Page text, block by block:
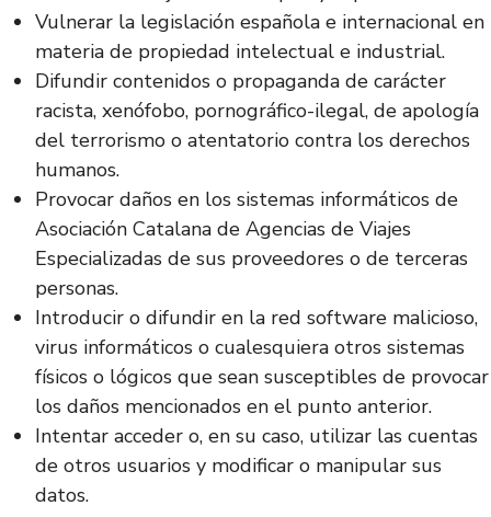
Vulnerar la legislación española e internacional en
materia de propiedad intelectual e industrial.
Difundir contenidos o propaganda de carácter
racista, xenófobo, pornográfico-ilegal, de apología
del terrorismo o atentatorio contra los derechos
humanos.
Provocar daños en los sistemas informáticos de
Asociación Catalana de Agencias de Viajes
Especializadas de sus proveedores o de terceras
personas.
Introducir o difundir en la red software malicioso,
virus informáticos o cualesquiera otros sistemas
físicos o lógicos que sean susceptibles de provocar
los daños mencionados en el punto anterior.
Intentar acceder o, en su caso, utilizar las cuentas
de otros usuarios y modificar o manipular sus
datos.